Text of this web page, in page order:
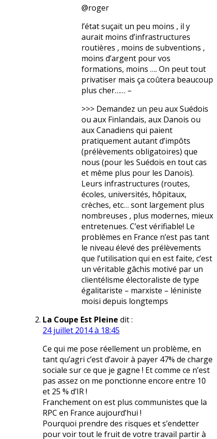
@roger
l’état suçait un peu moins , il y
aurait moins d’infrastructures
routières , moins de subventions ,
moins d’argent pour vos
formations, moins …. On peut tout
privatiser mais ça coûtera beaucoup
plus cher…… –
>>> Demandez un peu aux Suédois
ou aux Finlandais, aux Danois ou
aux Canadiens qui paient
pratiquement autant d’impôts
(prélèvements obligatoires) que
nous (pour les Suédois en tout cas
et même plus pour les Danois).
Leurs infrastructures (routes,
écoles, universités, hôpitaux,
crèches, etc… sont largement plus
nombreuses , plus modernes, mieux
entretenues. C’est vérifiable! Le
problèmes en France n’est pas tant
le niveau élevé des prélèvements
que l’utilisation qui en est faite, c’est
un véritable gâchis motivé par un
clientélisme électoraliste de type
égalitariste – marxiste – léniniste
moisi depuis longtemps
La Coupe Est Pleine dit :
24 juillet 2014 à 18:45
Ce qui me pose réellement un problème, en
tant qu’agri c’est d’avoir à payer 47% de charge
sociale sur ce que je gagne ! Et comme ce n’est
pas assez on me ponctionne encore entre 10
et 25 % d’IR !
Franchement on est plus communistes que la
RPC en France aujourd’hui !
Pourquoi prendre des risques et s’endetter
pour voir tout le fruit de votre travail partir à